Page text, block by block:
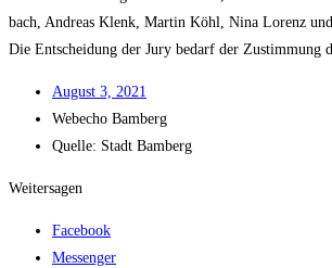
bach, Andre­as Klenk, Mar­tin Köhl, Nina Lorenz und
Die Ent­schei­dung der Jury bedarf der Zustim­mung
August 3, 2021
Web­echo Bamberg
Quel­le: Stadt Bamberg
Weitersagen
Facebook
Messenger